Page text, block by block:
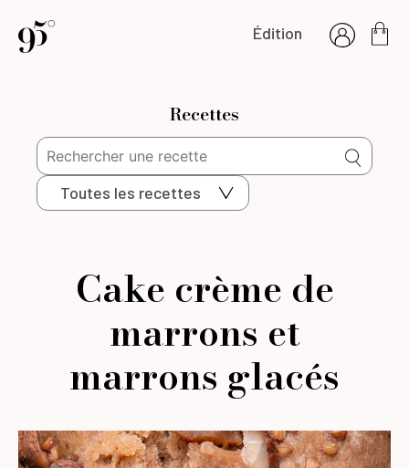
Édition
Recettes
Toutes les recettes
Cake crème de
marrons et
marrons glacés